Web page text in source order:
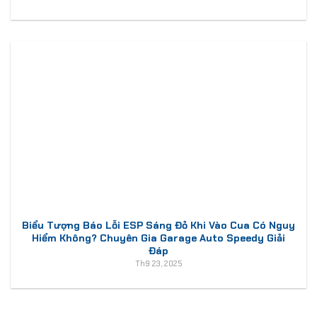
Biểu Tượng Báo Lỗi ESP Sáng Đỏ Khi Vào Cua Có Nguy
Hiểm Không? Chuyên Gia Garage Auto Speedy Giải
Đáp
Th9 23, 2025